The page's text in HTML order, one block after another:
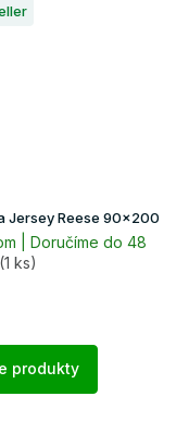
Jersey Reese 90x200
| Doručíme do 48
(1 ks)
produkty